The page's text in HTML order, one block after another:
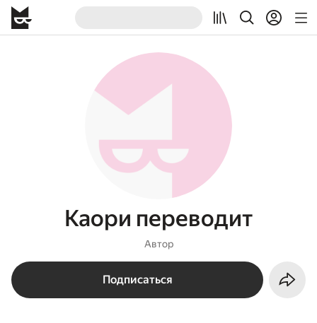
Каори переводит
Автор
Подписаться